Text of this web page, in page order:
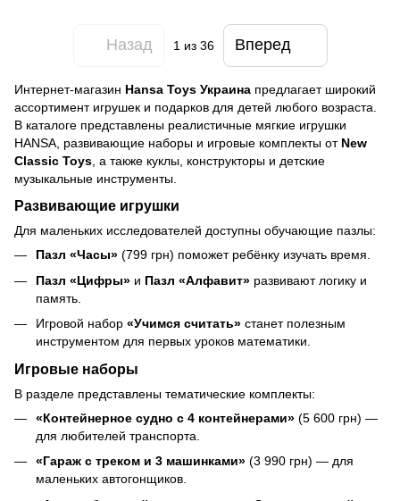
Назад 1 из 36 Вперед
Интернет‑магазин Hansa Toys Украина предлагает широкий
ассортимент игрушек и подарков для детей любого возраста.
В каталоге представлены реалистичные мягкие игрушки
HANSA, развивающие наборы и игровые комплекты от New
Classic Toys , а также куклы, конструкторы и детские
музыкальные инструменты.
Развивающие игрушки
Для маленьких исследователей доступны обучающие пазлы:
Пазл «Часы» (799 грн) поможет ребёнку изучать время.
Пазл «Цифры» и Пазл «Алфавит» развивают логику и
память.
Игровой набор «Учимся считать» станет полезным
инструментом для первых уроков математики.
Игровые наборы
В разделе представлены тематические комплекты:
«Контейнерное судно с 4 контейнерами» (5 600 грн) —
для любителей транспорта.
«Гараж с треком и 3 машинками» (3 990 грн) — для
маленьких автогонщиков.